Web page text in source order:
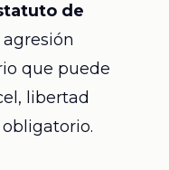
de
agresión
que puede
libertad